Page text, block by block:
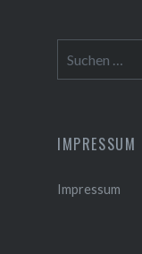
nach:
IMPRESSUM
Impressum